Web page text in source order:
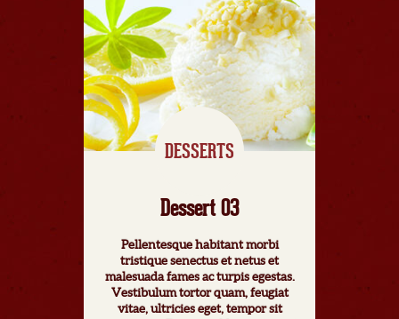
DESSERTS
Dessert 03
Pellentesque habitant morbi
tristique senectus et netus et
malesuada fames ac turpis egestas.
Vestibulum tortor quam, feugiat
vitae, ultricies eget, tempor sit